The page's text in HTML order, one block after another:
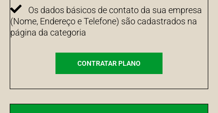
Os dados básicos de contato da sua empresa
(Nome, Endereço e Telefone) são cadastrados na
página da categoria
CONTRATAR PLANO